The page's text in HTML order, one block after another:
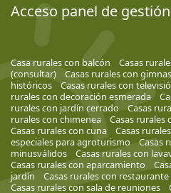
Acceso panel de gestión
Casa rurales con balcón
Casas
(consultar)
Casas rurales con
históricos
Casas rurales con
rurales con decoración esmerada
rurales con jardín cerrado
Casas
rurales con chimenea
Casas rurales
Casas rurales con cuna
Casas
especiales para agroturismo
Casas
minusválidos
Casas rurales con
Casas rurales con aparcamiento
jardín
Casas rurales con restaurante
Casas rurales con sala de reuniones